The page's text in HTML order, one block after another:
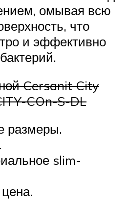
омывая всю
что
и эффективно
Cersanit City
COn-S-DL
размеры.
slim-